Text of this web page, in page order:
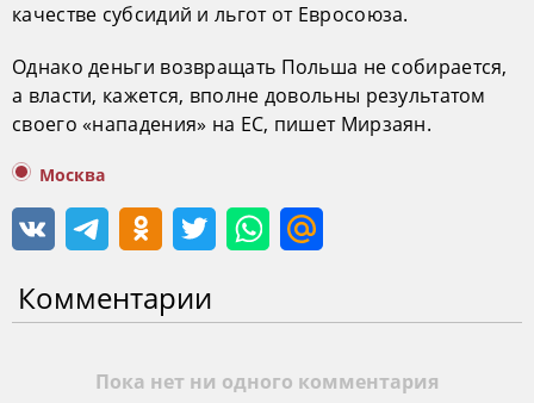
качестве субсидий и льгот от Евросоюза.
Однако деньги возвращать Польша не собирается,
а власти, кажется, вполне довольны результатом
своего «нападения» на ЕС, пишет Мирзаян.
Москва
Комментарии
Пока нет ни одного комментария